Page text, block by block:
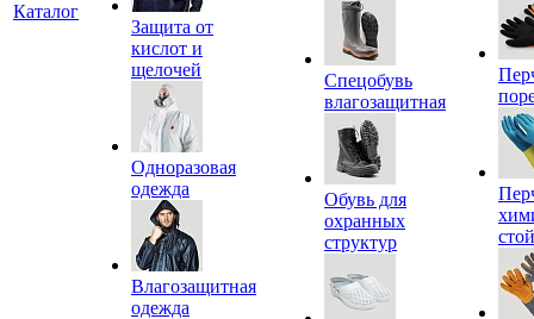
Каталог
Защита от
кислот и
щелочей
Одноразовая
одежда
Влагозащитная
одежда
Спецобувь
влагозащитная
Обувь для
охранных
структур